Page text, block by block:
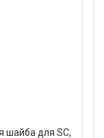
шайба для SC,